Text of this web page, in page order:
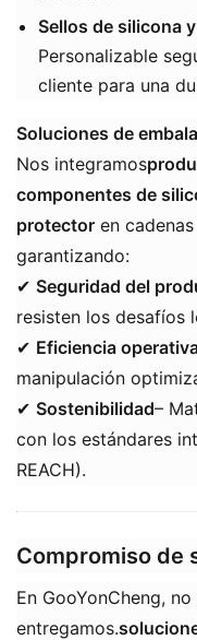
​Sellos de silicona
Personalizable
cliente para una
Soluciones de
Nos integramos
componentes de
protector en
garantizando:
✔ ​ Seguridad del
resisten los desafíos
✔ ​ Eficiencia
manipulación
✔ ​ Sostenibilidad–
con los estándares
REACH).
Compromiso de
En GooYonCheng,
entregamos.